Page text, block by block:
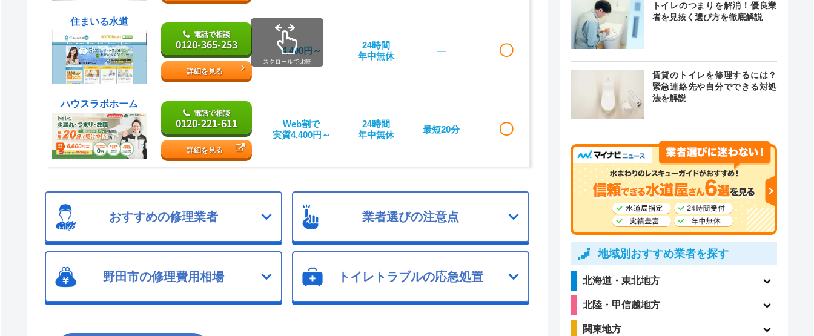
住まいる水道
電話で相談
0120-365-253
詳細を見る
4,400円～
24時間
年中無休
― 〇
3.6
（73件）
ハウスラボホーム
電話で相談
0120-221-611
詳細を見る
Web割で
実質4,400円～
24時間
年中無休
最短20分 〇 ー
スクロールで比較
おすすめの修理業者 業者選びの注意点
野田市の修理費用相場 トイレトラブルの応急処置
トイレのつまりを解消！優良業
者を見抜く選び方を徹底解説
賃貸のトイレを修理するには？
緊急連絡先や自分でできる対処
法を解説
地域別おすすめ業者を探す
北海道・東北地方
北陸・甲信越地方
関東地方